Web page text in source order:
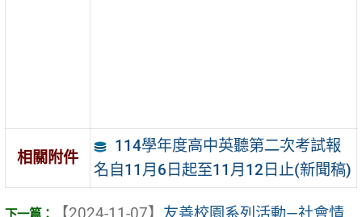
相關附件
114學年度高中英聽第二次考試報
名自11月6日起至11月12日止(新聞稿)